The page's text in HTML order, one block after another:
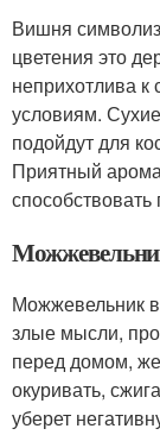
Вишня
цветения это
неприхотлива к
условиям.
подойдут для
Приятный
Можжевельник
злые мысли,
перед домом,
окуривать,
уберет